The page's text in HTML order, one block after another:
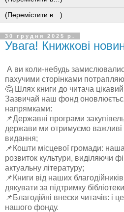
30 грудня 2025 р.
Увага! Книжкові
А ви коли-небудь
пахучими сторінками
🤔 Шлях книги до читача цікавий
Зазвичай наш фонд
напрямками:
📌Державні програми
держави ми отримуємо важливі
видання;
📌Кошти місцевої громади:
розвиток культури, виділяючи
актуальну літературу;
📌Книги від наших
дякувати за підтримку
📌Благодійні внески читачів: і
нашого фонду.